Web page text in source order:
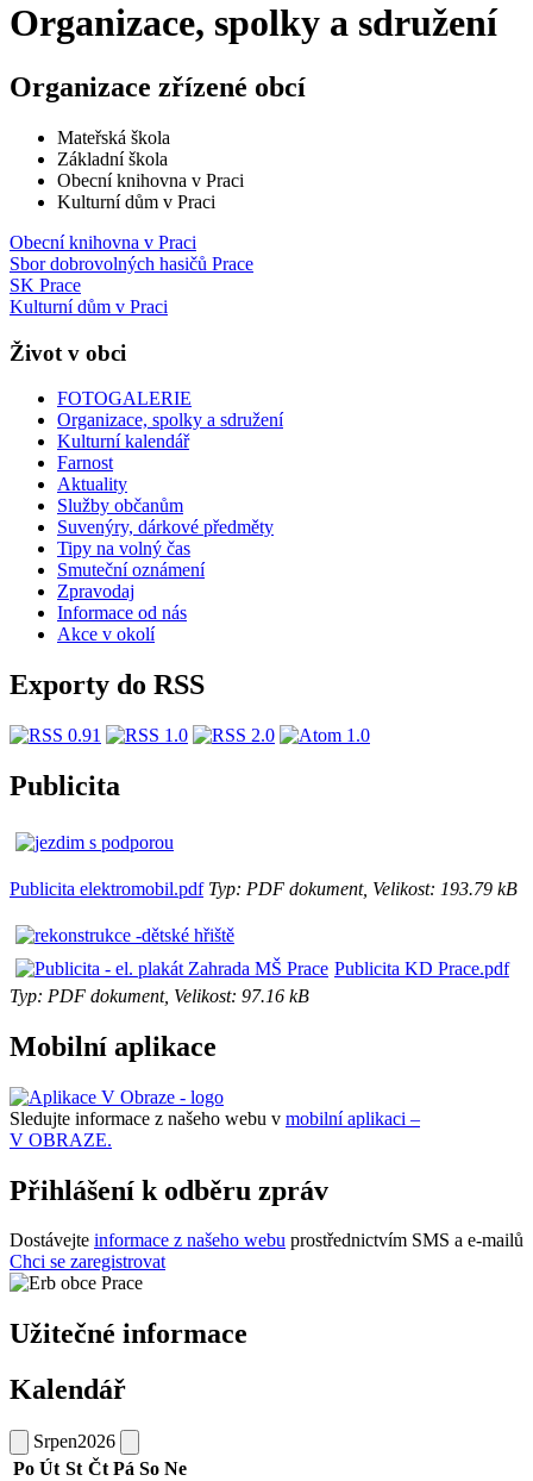
Organizace, spolky a sdružení
Organizace zřízené obcí
Mateřská škola
Základní škola
Obecní knihovna v Praci
Kulturní dům v Praci
Obecní knihovna v Praci
Sbor dobrovolných hasičů Prace
SK Prace
Kulturní dům v Praci
Život v obci
FOTOGALERIE
Organizace, spolky a sdružení
Kulturní kalendář
Farnost
Aktuality
Služby občanům
Suvenýry, dárkové předměty
Tipy na volný čas
Smuteční oznámení
Zpravodaj
Informace od nás
Akce v okolí
Exporty do RSS
Publicita
Publicita elektromobil.pdfTyp: PDF dokument, Velikost: 193.79 kB
Publicita KD Prace.pdf
Typ: PDF dokument, Velikost: 97.16 kB
Mobilní aplikace
Sledujte informace z našeho webu v mobilní aplikaci –
V OBRAZE.
Přihlášení k odběru zpráv
Dostávejte informace z našeho webu prostřednictvím SMS a e-mailů
Chci se zaregistrovat
Užitečné informace
Kalendář
Srpen2026
Po Út St Čt Pá So Ne